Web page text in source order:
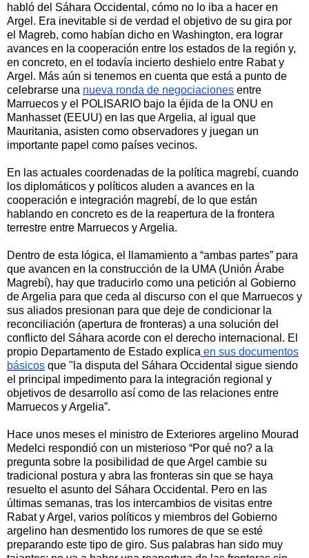
habló del Sáhara Occidental, cómo no lo iba a hacer en
Argel. Era inevitable si de verdad el objetivo de su gira por
el Magreb, como habían dicho en Washington, era lograr
avances en la cooperación entre los estados de la región y,
en concreto, en el todavía incierto deshielo entre Rabat y
Argel. Más aún si tenemos en cuenta que está a punto de
celebrarse una nueva ronda de negociaciones entre
Marruecos y el POLISARIO bajo la éjida de la ONU en
Manhasset (EEUU) en las que Argelia, al igual que
Mauritania, asisten como observadores y juegan un
importante papel como países vecinos.
En las actuales coordenadas de la política magrebí, cuando
los diplomáticos y políticos aluden a avances en la
cooperación e integración magrebí, de lo que están
hablando en concreto es de la reapertura de la frontera
terrestre entre Marruecos y Argelia.
Dentro de esta lógica, el llamamiento a “ambas partes” para
que avancen en la construcción de la UMA (Unión Árabe
Magrebí), hay que traducirlo como una petición al Gobierno
de Argelia para que ceda al discurso con el que Marruecos y
sus aliados presionan para que deje de condicionar la
reconciliación (apertura de fronteras) a una solución del
conflicto del Sáhara acorde con el derecho internacional. El
propio Departamento de Estado explica en sus documentos
básicos que "la disputa del Sáhara Occidental sigue siendo
el principal impedimento para la integración regional y
objetivos de desarrollo así como de las relaciones entre
Marruecos y Argelia”.
Hace unos meses el ministro de Exteriores argelino Mourad
Medelci respondió con un misterioso “Por qué no? a la
pregunta sobre la posibilidad de que Argel cambie su
tradicional postura y abra las fronteras sin que se haya
resuelto el asunto del Sáhara Occidental. Pero en las
últimas semanas, tras los intercambios de visitas entre
Rabat y Argel, varios políticos y miembros del Gobierno
argelino han desmentido los rumores de que se esté
preparando este tipo de giro. Sus palabras han sido muy